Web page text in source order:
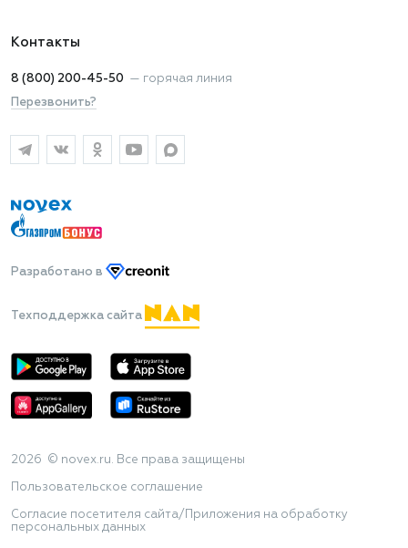
Контакты
8 (800) 200-45-50 — горячая линия
Перезвонить?
Разработано в
Техподдержка сайта
2026 © novex.ru. Все права защищены
Пользовательское соглашение
Согласие посетителя сайта/Приложения на обработку
персональных данных